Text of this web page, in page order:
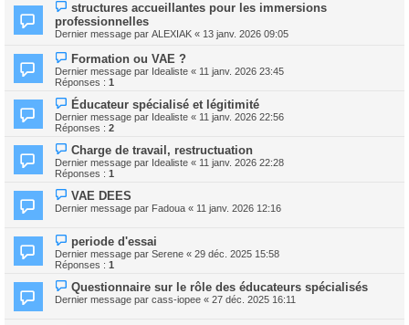
structures accueillantes pour les immersions
professionnelles
Dernier message par ALEXIAK « 13 janv. 2026 09:05
Formation ou VAE ?
Dernier message par Idealiste « 11 janv. 2026 23:45
Réponses : 1
Éducateur spécialisé et légitimité
Dernier message par Idealiste « 11 janv. 2026 22:56
Réponses : 2
Charge de travail, restructuation
Dernier message par Idealiste « 11 janv. 2026 22:28
Réponses : 1
VAE DEES
Dernier message par Fadoua « 11 janv. 2026 12:16
periode d'essai
Dernier message par Serene « 29 déc. 2025 15:58
Réponses : 1
Questionnaire sur le rôle des éducateurs spécialisés
Dernier message par cass-iopee « 27 déc. 2025 16:11